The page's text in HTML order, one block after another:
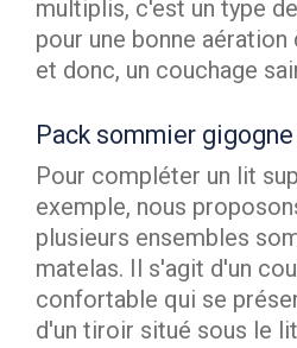
multiplis, c'est un type
pour une bonne
et donc, un couchage
Pack sommier
Pour compléter un lit
exemple, nous
plusieurs ensembles
matelas. Il s'agit d'un
confortable qui se
d'un tiroir situé sous le